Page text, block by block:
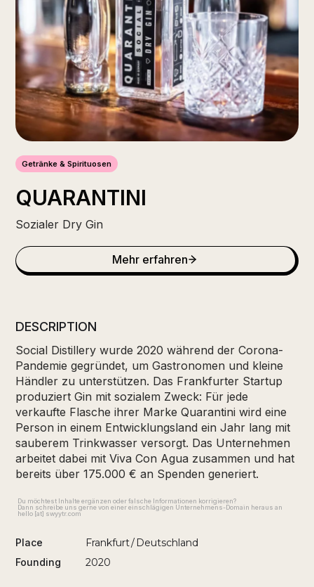
Getränke & Spirituosen
QUARANTINI
Sozialer Dry Gin
Mehr erfahren
DESCRIPTION
Social Distillery wurde 2020 während der Corona-
Pandemie gegründet, um Gastronomen und kleine
Händler zu unterstützen. Das Frankfurter Startup
produziert Gin mit sozialem Zweck: Für jede
verkaufte Flasche ihrer Marke Quarantini wird eine
Person in einem Entwicklungsland ein Jahr lang mit
sauberem Trinkwasser versorgt. Das Unternehmen
arbeitet dabei mit Viva Con Agua zusammen und hat
bereits über 175.000 € an Spenden generiert.
Du möchtest Inhalte ergänzen oder falsche Informationen korrigieren?
Dann schreibe uns gerne von einer einschlägigen Unternehmens-Domain heraus an
hello [at] swyytr.com
Place Frankfurt/ Deutschland
Founding 2020